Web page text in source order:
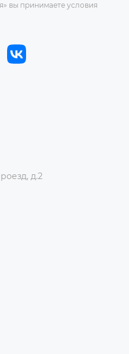
вы принимаете условия
д.2